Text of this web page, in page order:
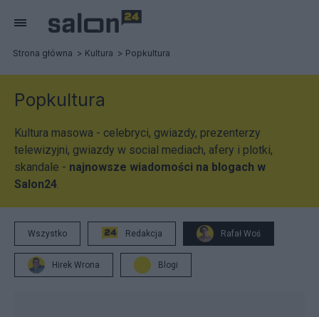
Strona główna Kultura Popkultura
Popkultura
Kultura masowa - celebryci, gwiazdy, prezenterzy
telewizyjni, gwiazdy w social mediach, afery i plotki,
skandale - najnowsze wiadomości na blogach w
Salon24.
Wszystko Redakcja Rafał Woś
Hirek Wrona Blogi